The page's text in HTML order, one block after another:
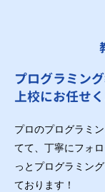
プログラミン
上校にお任せ
プロのプログラミ
てて、丁寧にフォ
っとプログラミン
ております！